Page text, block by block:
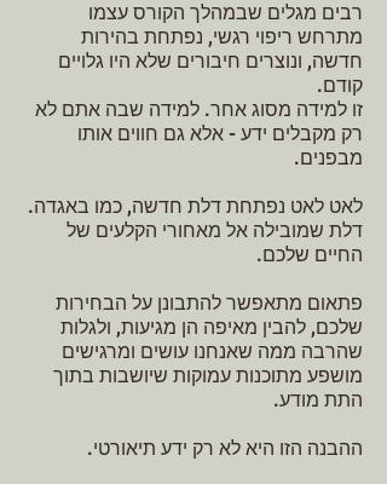
רבים מגלים שבמהלך הקורס עצמו
מתרחש ריפוי רגשי, נפתחת בהירות
חדשה, ונוצרים חיבורים שלא היו גלויים
קודם.
זו למידה מסוג אחר. למידה שבה אתם לא
רק מקבלים ידע - אלא גם חווים אותו
מבפנים.
לאט לאט נפתחת דלת חדשה, כמו באגדה.
דלת שמובילה אל מאחורי הקלעים של
החיים שלכם.
פתאום מתאפשר להתבונן על הבחירות
שלכם, להבין מאיפה הן מגיעות, ולגלות
שהרבה ממה שאנחנו עושים ומרגישים
מושפע מתוכנות עמוקות שיושבות בתוך
התת מודע.
ההבנה הזו היא לא רק ידע תיאורטי.